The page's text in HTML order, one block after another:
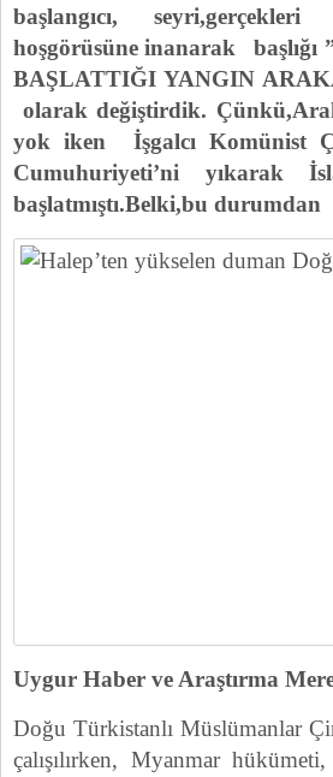
başlangıcı,
hoşgörüsüne inanarak başlığı
BAŞLATTIĞI YANGIN
olarak değiştirdik.
yok iken İşgalcı Komünist
Cumuhuriyeti’ni yıkarak
başlatmıştı.Belki,bu
Uygur Haber ve Araştırma
Doğu Türkistanlı Müslümanlar
çalışılırken, Myanmar